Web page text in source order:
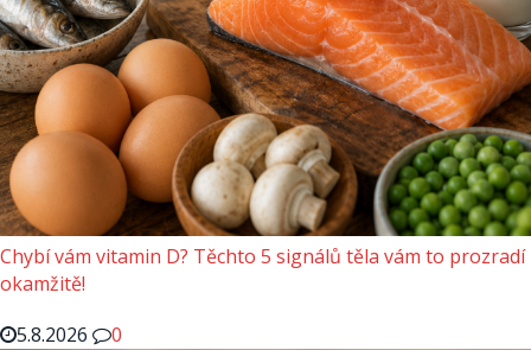
Chybí vám vitamin D? Těchto 5 signálů těla vám to prozradí
okamžitě!
5.8.2026
0